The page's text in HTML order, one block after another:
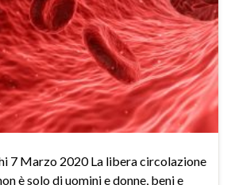
7 Marzo 2020 La libera circolazione
è solo di uomini e donne, beni e